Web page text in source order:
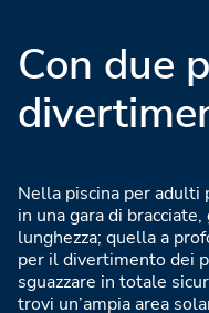
Con due
Nella piscina per adulti
in una gara di
lunghezza; quella a
per il divertimento dei
sguazzare in totale
trovi un’ampia area